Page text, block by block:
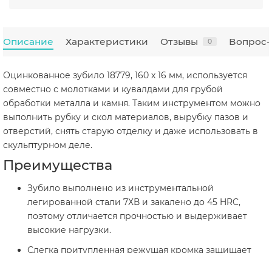
Описание Характеристики Отзывы 0 Вопрос-
Оцинкованное зубило 18779, 160 х 16 мм, используется
совместно с молотками и кувалдами для грубой
обработки металла и камня. Таким инструментом можно
выполнить рубку и скол материалов, вырубку пазов и
отверстий, снять старую отделку и даже использовать в
скульптурном деле.
Преимущества
Зубило выполнено из инструментальной
легированной стали 7ХВ и закалено до 45 HRC,
поэтому отличается прочностью и выдерживает
высокие нагрузки.
Слегка притупленная режущая кромка защищает